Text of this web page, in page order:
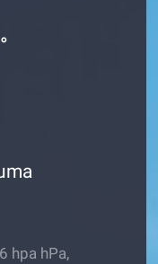
°
hpa hPa,